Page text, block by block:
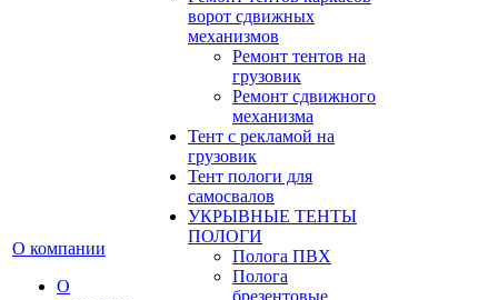
О компании
О
ворот сдвижных
механизмов
Ремонт тентов на
грузовик
Ремонт сдвижного
механизма
Тент с рекламой на
грузовик
Тент пологи для
самосвалов
УКРЫВНЫЕ ТЕНТЫ
ПОЛОГИ
Полога ПВХ
Полога
брезентовые